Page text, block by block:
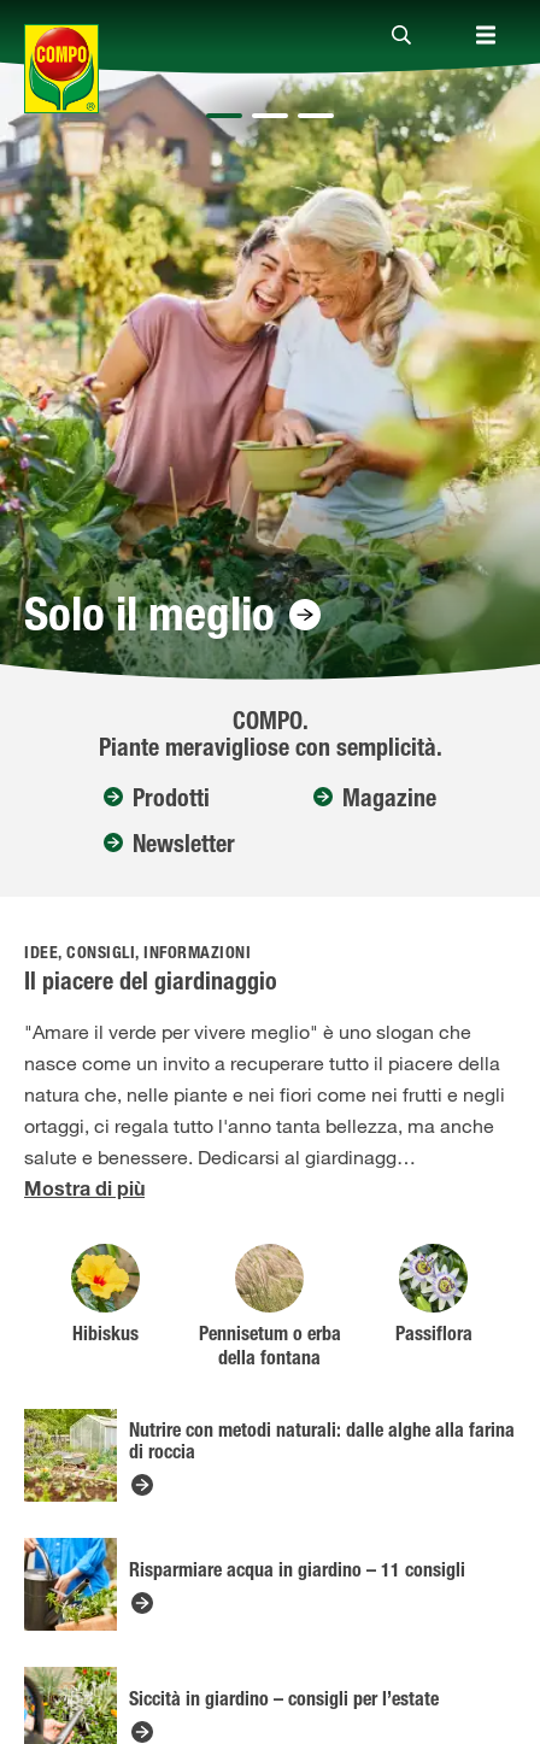
Prodotti
Magazine
Mondi Tematici
Info
Chi siamo
Solo il meglio!
Solo il meglio
COMPO.
Piante meravigliose con semplicità.
Prodotti
Magazine
Newsletter
IDEE, CONSIGLI, INFORMAZIONI
Il piacere del giardinaggio
"Amare il verde per vivere meglio" è uno slogan che
nasce come un invito a recuperare tutto il piacere della
natura che, nelle piante e nei fiori come nei frutti e negli
ortaggi, ci regala tutto l'anno tanta bellezza, ma anche
salute e benessere. Dedicarsi al giardinagg…
Mostra di più
Hibiskus
Pennisetum o erba
della fontana
Passiflora
Nutrire con metodi naturali: dalle alghe alla farina
di roccia
Risparmiare acqua in giardino – 11 consigli
Siccità in giardino – consigli per l’estate